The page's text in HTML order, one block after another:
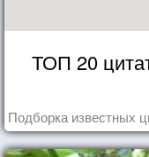
ТОП 20
Подборка известных